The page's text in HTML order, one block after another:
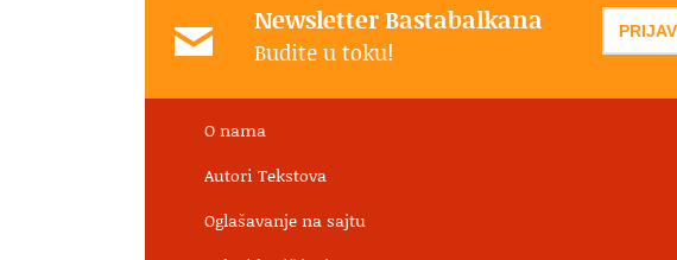
Newsletter Bastabalkana
Budite u toku!
O nama
Autori Tekstova
Oglašavanje na sajtu